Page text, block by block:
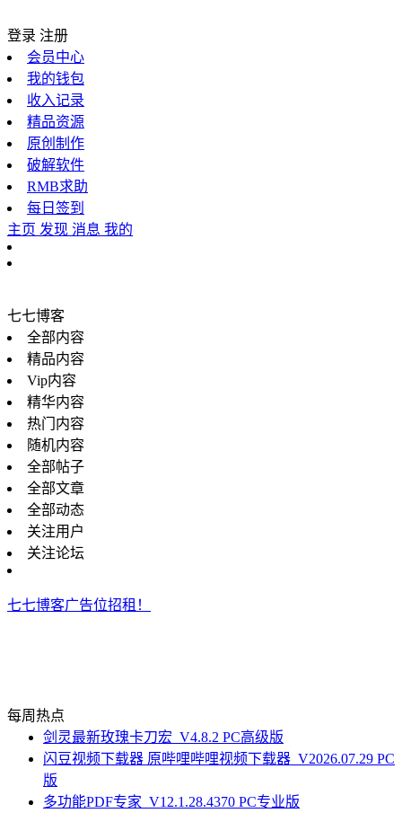
登录 注册
会员中心
我的钱包
收入记录
精品资源
原创制作
破解软件
RMB求助
每日签到
主页 发现 消息 我的
七七博客
全部内容
精品内容
Vip内容
精华内容
热门内容
随机内容
全部帖子
全部文章
全部动态
关注用户
关注论坛
七七博客广告位招租！
每周热点
剑灵最新玫瑰卡刀宏_V4.8.2 PC高级版
闪豆视频下载器 原哔哩哔哩视频下载器_V2026.07.29 PC
版
多功能PDF专家_V12.1.28.4370 PC专业版